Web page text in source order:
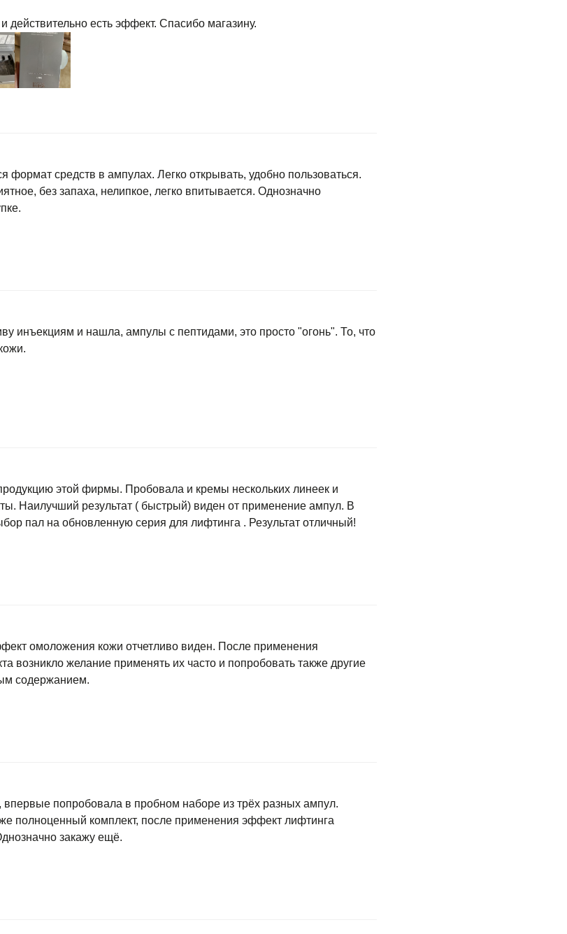
действительно есть эффект. Спасибо магазину.
формат средств в ампулах. Легко открывать, удобно пользоваться.
без запаха, нелипкое, легко впитывается. Однозначно
инъекциям и нашла, ампулы с пептидами, это просто "огонь". То, что
этой фирмы. Пробовала и кремы нескольких линеек и
Наилучший результат ( быстрый) виден от применение ампул. В
пал на обновленную серия для лифтинга . Результат отличный!
омоложения кожи отчетливо виден. После применения
возникло желание применять их часто и попробовать также другие
содержанием.
попробовала в пробном наборе из трёх разных ампул.
полноценный комплект, после применения эффект лифтинга
закажу ещё.